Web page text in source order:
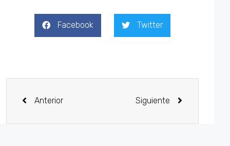
Facebook Twitter
Anterior Siguiente